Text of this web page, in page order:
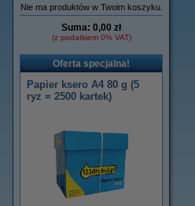
Nie ma produktów w Twoim koszyku.
Suma: 0,00 zł
(z podatkiem 0% VAT)
Oferta specjalna!
Papier ksero A4 80 g (5
ryz = 2500 kartek)